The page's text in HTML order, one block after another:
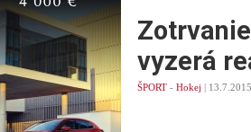
vyzerá
ŠPORT - Hokej |